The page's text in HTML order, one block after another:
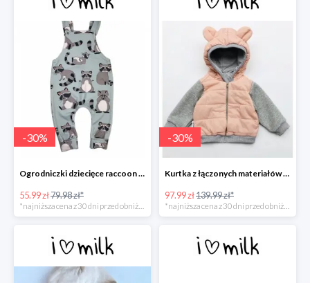
-30%
Ogrodniczki dziecięce raccoon print -30%
55.99 zł79.98 zł*
-30%
Kurtka z łączonych materiałów -30%
97.99 zł139.99 zł*